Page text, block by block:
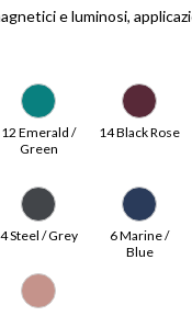
e luminosi,
12 Emerald /
Green
14 Black Rose
4 Steel / Grey
6 Marine /
Blue